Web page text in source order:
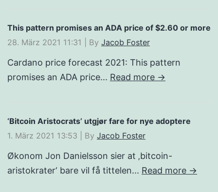
This pattern promises an ADA price of $2.60 or more
28. März 2021 11:31
By Jacob Foster
Cardano price forecast 2021: This pattern
promises an ADA price... Read more →
‘Bitcoin Aristocrats’ utgjør fare for nye adoptere
1. März 2021 13:53
By Jacob Foster
Økonom Jon Danielsson sier at ‚bitcoin-
aristokrater‘ bare vil få tittelen... Read more →